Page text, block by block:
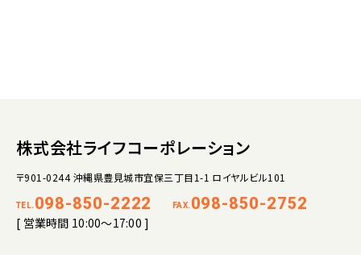
株式会社ライフコーポレーション
〒901-0244 沖縄県豊見城市宜保三丁目1-1 ロイヤルビル101
TEL. 098-850-2222 FAX. 098-850-2752
[ 営業時間 10:00～17:00 ]